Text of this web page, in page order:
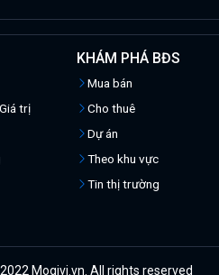
trị
KHÁM PHÁ BĐS
Mua bán
Cho thuê
Dự án
Theo khu vực
Tin thị trường
Mogivi.vn. All rights reserved